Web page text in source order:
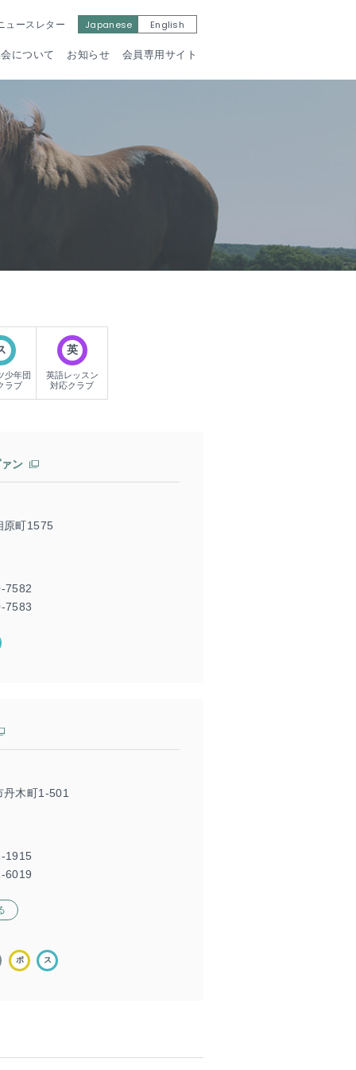
しく馬に乗ろう
ダー技能認定
について お知らせ 会員専用サイト
術部への
はこちら
ュースレター Japanese English
少年団
ラブ
英語レッスン
対応クラブ
ン
原町1575
7582
7583
丹木町1-501
1915
6019